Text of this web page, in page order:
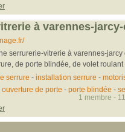
à varennes-
serrurerie-vitrerie à varennes-jarcy
de porte blindée, de volet roulant
serrure - installation serrure -
ouverture de porte - porte blindée -
1 membre -